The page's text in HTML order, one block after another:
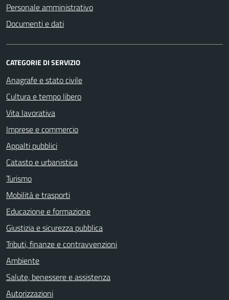
Personale amministrativo
Documenti e dati
CATEGORIE DI SERVIZIO
Anagrafe e stato civile
Cultura e tempo libero
Vita lavorativa
Imprese e commercio
Appalti pubblici
Catasto e urbanistica
Turismo
Mobilità e trasporti
Educazione e formazione
Giustizia e sicurezza pubblica
Tributi, finanze e contravvenzioni
Ambiente
Salute, benessere e assistenza
Autorizzazioni